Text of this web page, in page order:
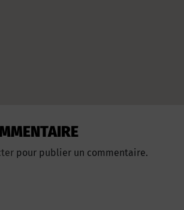
pour publier un commentaire.